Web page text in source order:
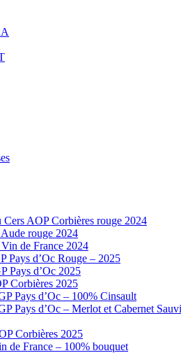
Cers AOP Corbières rouge 2024
rouge 2024
de France 2024
Pays d’Oc Rouge – 2025
Pays d’Oc 2025
Corbières 2025
Pays d’Oc – 100% Cinsault
Pays d’Oc – Merlot et Cabernet
Corbières 2025
de France – 100% bouquet